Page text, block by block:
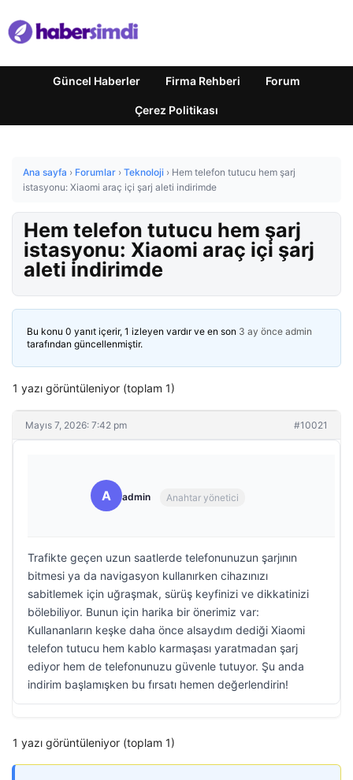
Güncel Haberler Firma Rehberi Forum
Çerez Politikası
Ana sayfa › Forumlar › Teknoloji › Hem telefon tutucu hem şarj
istasyonu: Xiaomi araç içi şarj aleti indirimde
Hem telefon tutucu hem şarj
istasyonu: Xiaomi araç içi şarj
aleti indirimde
Bu konu 0 yanıt içerir, 1 izleyen vardır ve en son 3 ay önce admin
tarafından güncellenmiştir.
1 yazı görüntüleniyor (toplam 1)
Mayıs 7, 2026: 7:42 pm #10021
A admin Anahtar yönetici
Trafikte geçen uzun saatlerde telefonunuzun şarjının
bitmesi ya da navigasyon kullanırken cihazınızı
sabitlemek için uğraşmak, sürüş keyfinizi ve dikkatinizi
bölebiliyor. Bunun için harika bir önerimiz var:
Kullananların keşke daha önce alsaydım dediği Xiaomi
telefon tutucu hem kablo karmaşası yaratmadan şarj
ediyor hem de telefonunuzu güvenle tutuyor. Şu anda
indirim başlamışken bu fırsatı hemen değerlendirin!
1 yazı görüntüleniyor (toplam 1)